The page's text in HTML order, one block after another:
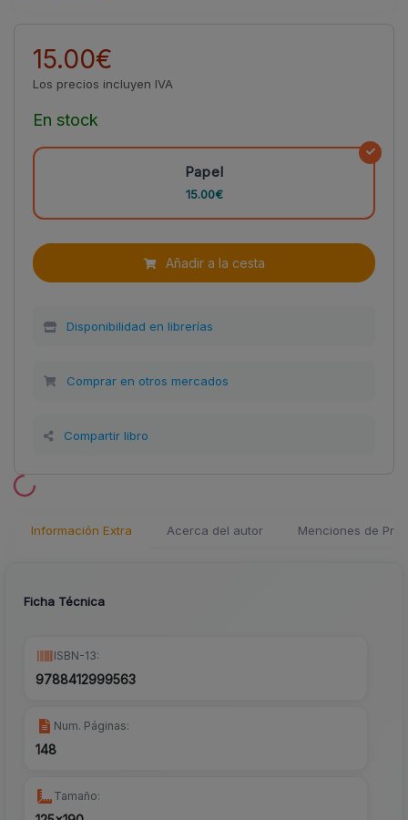
15.00€
Los precios incluyen IVA
En stock
Papel
15.00€
Añadir a la cesta
Disponibilidad en librerías
Comprar en otros mercados
Compartir libro
Información Extra Acerca del autor Menciones de
Ficha Técnica
ISBN-13:
9788412999563
Num. Páginas:
148
Tamaño: